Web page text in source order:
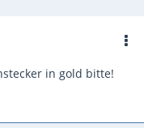
in gold bitte!